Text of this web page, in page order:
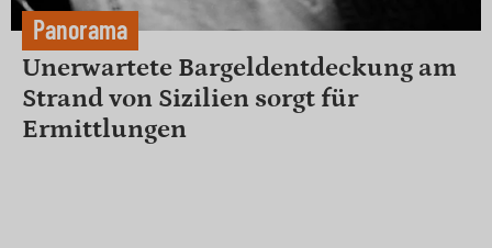
Panorama
Unerwartete Bargeldentdeckung am
Strand von Sizilien sorgt für
Ermittlungen